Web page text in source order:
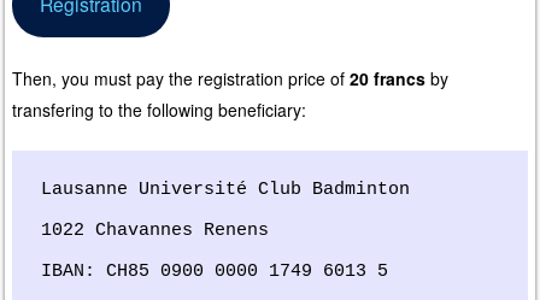
Then, you must pay the registration price of20 francs by
transfering to the following beneficiary:
Lausanne Université Club Badminton
1022 Chavannes Renens
IBAN: CH85 0900 0000 1749 6013 5